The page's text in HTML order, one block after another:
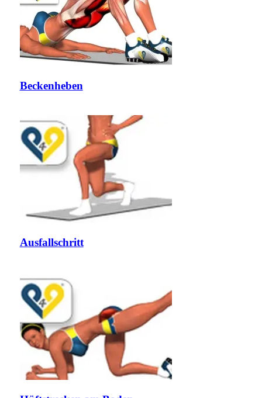
Beckenheben
Ausfallschritt